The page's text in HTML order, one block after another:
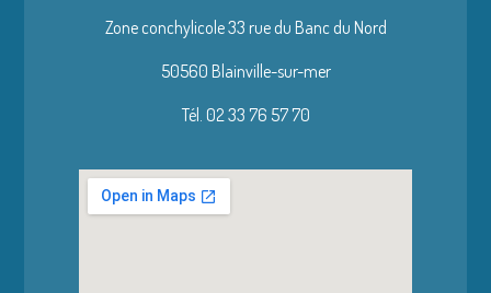
Zone conchylicole 33 rue du Banc du Nord
50560 Blainville-sur-mer
Tél. 02 33 76 57 70